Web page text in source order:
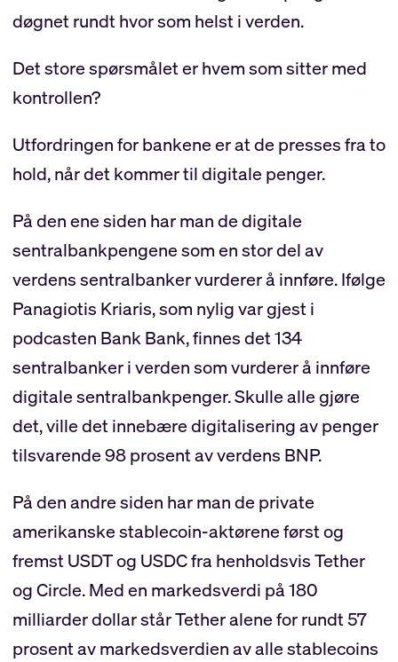
døgnet rundt hvor som helst i verden.
Det store spørsmålet er hvem som sitter med
kontrollen?
Utfordringen for bankene er at de presses fra to
hold, når det kommer til digitale penger.
På den ene siden har man de digitale
sentralbankpengene som en stor del av
verdens sentralbanker vurderer å innføre. Ifølge
Panagiotis Kriaris, som nylig var gjest i
podcasten Bank Bank, finnes det 134
sentralbanker i verden som vurderer å innføre
digitale sentralbankpenger. Skulle alle gjøre
det, ville det innebære digitalisering av penger
tilsvarende 98 prosent av verdens BNP.
På den andre siden har man de private
amerikanske stablecoin-aktørene først og
fremst USDT og USDC fra henholdsvis Tether
og Circle. Med en markedsverdi på 180
milliarder dollar står Tether alene for rundt 57
prosent av markedsverdien av alle stablecoins